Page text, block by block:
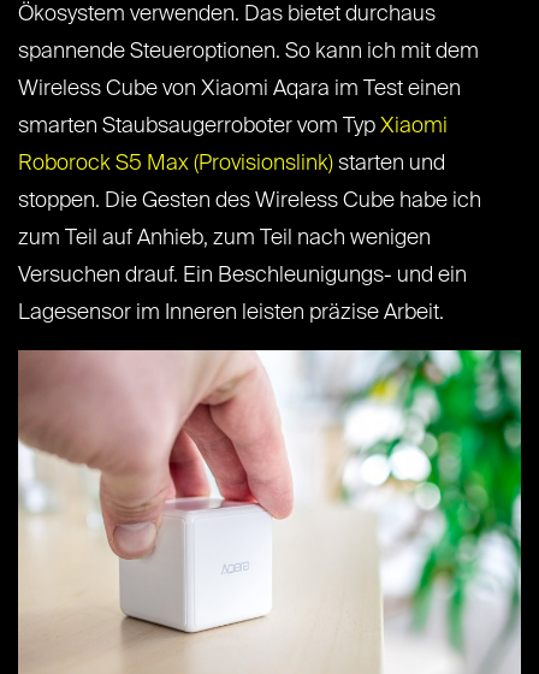
Ökosystem verwenden. Das bietet durchaus
spannende Steueroptionen. So kann ich mit dem
Wireless Cube von Xiaomi Aqara im Test einen
smarten Staubsaugerroboter vom Typ Xiaomi
Roborock S5 Max (Provisionslink) starten und
stoppen. Die Gesten des Wireless Cube habe ich
zum Teil auf Anhieb, zum Teil nach wenigen
Versuchen drauf. Ein Beschleunigungs- und ein
Lagesensor im Inneren leisten präzise Arbeit.